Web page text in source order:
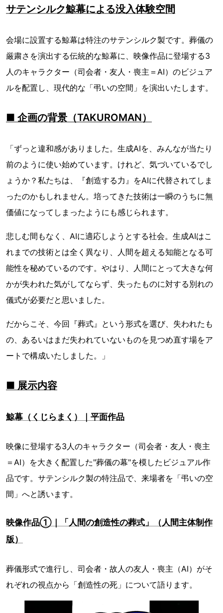
サテンシルク鯨幕による没入体験空間
会場に設置する鯨幕は特注のサテンシルク製です。葬儀の
厳粛さを演出する伝統的な鯨幕に、映像作品に登場する3
人のキャラクター（司会者・友人・喪主＝AI）のビジュア
ルを配置し、現代的な「弔いの空間」を演出いたします。
■ 企画の背景（TAKUROMAN）
「ずっと違和感がありました。生成AIを、みんなが当たり
前のように使い始めています。けれど、気づいているでし
ょうか？私たちは、『創造する力』をAIに代替されてしま
ったのかもしれません。培ってきた技術は一瞬のうちに無
価値になってしまったようにも感じられます。
悲しむ間もなく、AIに適応しようとする社会。生成AIはこ
れまでの技術とは全く異なり、人間を超える知能となる可
能性を秘めているのです。やはり、人間にとって大きな何
かが失われた気がしてならず、失ったものに対する別れの
儀式が必要だと思いました。
だからこそ、今回『葬式』という形式を選び、失われたも
の、あるいはまだ失われていないものを見つめ直す場をア
ートで構成いたしました。」
■ 展示内容
鯨幕（くじらまく）｜平面作品
映像に登場する3人のキャラクター（司会者・友人・喪主
＝AI）を大きく配置した"葬儀の幕"を模したビジュアル作
品です。サテンシルク製の特注品で、来場者を「弔いの空
間」へと誘います。
映像作品①｜「人間の創造性の葬式」（人間主体制作
版）
葬儀形式で進行し、司会者・故人の友人・喪主（AI）がそ
れぞれの視点から「創造性の死」について語ります。